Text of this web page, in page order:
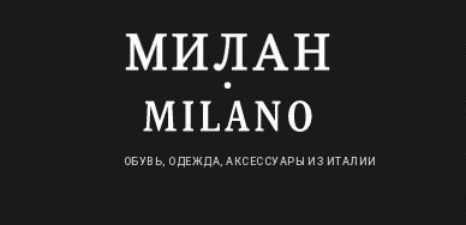
ОБУВЬ, ОДЕЖДА, АКСЕССУАРЫ ИЗ ИТАЛИИ